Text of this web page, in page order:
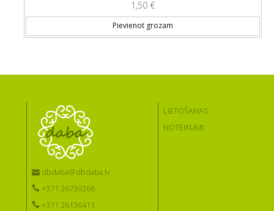
1,50 €
Pievienot grozam
dbdaba@dbdaba.lv
+371 26739266
+371 26136411
LIETOŠANAS
NOTEIKUMI